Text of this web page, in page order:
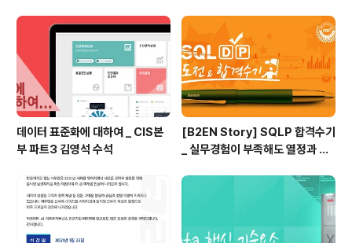
데이터 표준화에 대하여 _ CIS본
부 파트3 김영석 수석
[B2EN Story] SQLP 합격수기
_ 실무경험이 부족해도 열정과 패